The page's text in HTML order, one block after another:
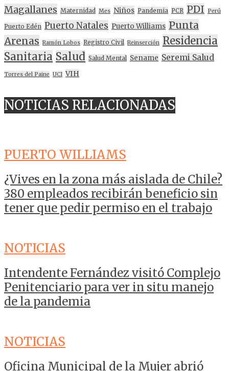
Magallanes Maternidad Mes Niños Pandemia PCR PDI Perú
Puerto Edén Puerto Natales Puerto Williams Punta
Arenas Ramón Lobos Registro Civil Reinserción Residencia
Sanitaria Salud Salud Mental Sename Seremi Salud
Torres del Paine UCI VIH
NOTICIAS RELACIONADAS
PUERTO WILLIAMS
¿Vives en la zona más aislada de Chile?
380 empleados recibirán beneficio sin
tener que pedir permiso en el trabajo
NOTICIAS
Intendente Fernández visitó Complejo
Penitenciario para ver in situ manejo
de la pandemia
NOTICIAS
Oficina Municipal de la Mujer abrió